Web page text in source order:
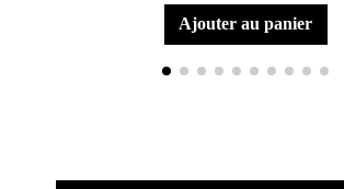
ajouter au panier